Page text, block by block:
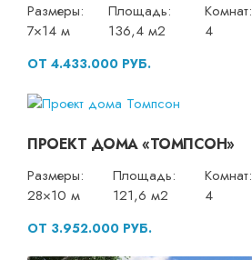
Размеры:
7×14 м
Площадь:
136,4 м2
Комнат:
4
ОТ 4.433.000 РУБ.
ПРОЕКТ ДОМА «ТОМПСОН»
Размеры:
28×10 м
Площадь:
121,6 м2
Комнат:
4
ОТ 3.952.000 РУБ.